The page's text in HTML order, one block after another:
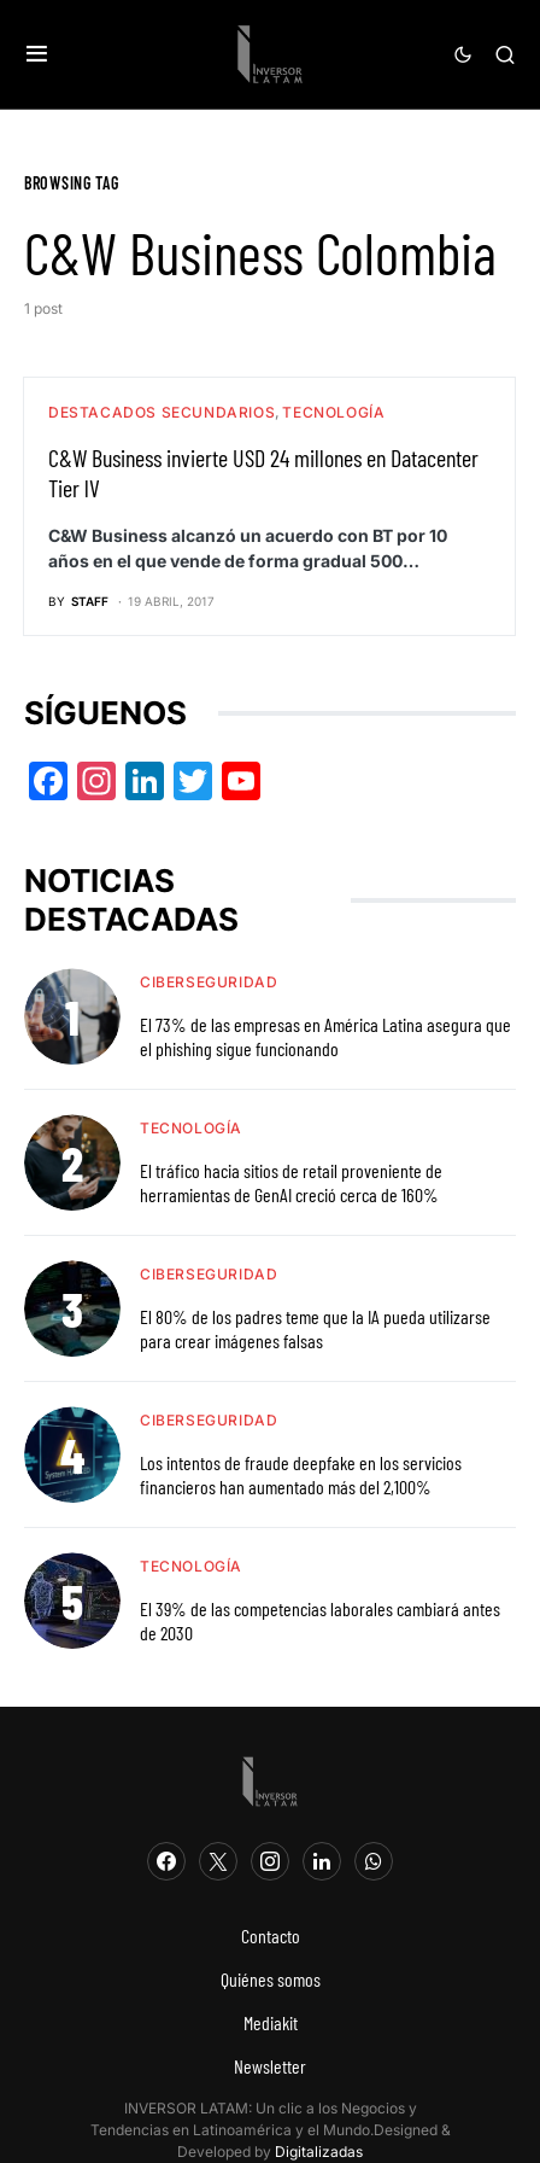
BROWSING TAG
C&W Business Colombia
1 post
DESTACADOS SECUNDARIOS TECNOLOGÍA
C&W Business invierte USD 24 millones en Datacenter
Tier lV
C&W Business alcanzó un acuerdo con BT por 10
años en el que vende de forma gradual 500…
BY STAFF 19 ABRIL, 2017
SÍGUENOS
Facebook
Instagram
LinkedIn
Twitter
NOTICIAS
DESTACADAS
CIBERSEGURIDAD
El 73% de las empresas en América Latina asegura que
el phishing sigue funcionando
TECNOLOGÍA
El tráfico hacia sitios de retail proveniente de
herramientas de GenAI creció cerca de 160%
CIBERSEGURIDAD
El 80% de los padres teme que la IA pueda utilizarse
para crear imágenes falsas
CIBERSEGURIDAD
Los intentos de fraude deepfake en los servicios
financieros han aumentado más del 2,100%
TECNOLOGÍA
El 39% de las competencias laborales cambiará antes
de 2030
Contacto
Quiénes somos
Mediakit
Newsletter
INVERSOR LATAM: Un clic a los Negocios y
Tendencias en Latinoamérica y el Mundo.Designed &
Developed by Digitalizadas